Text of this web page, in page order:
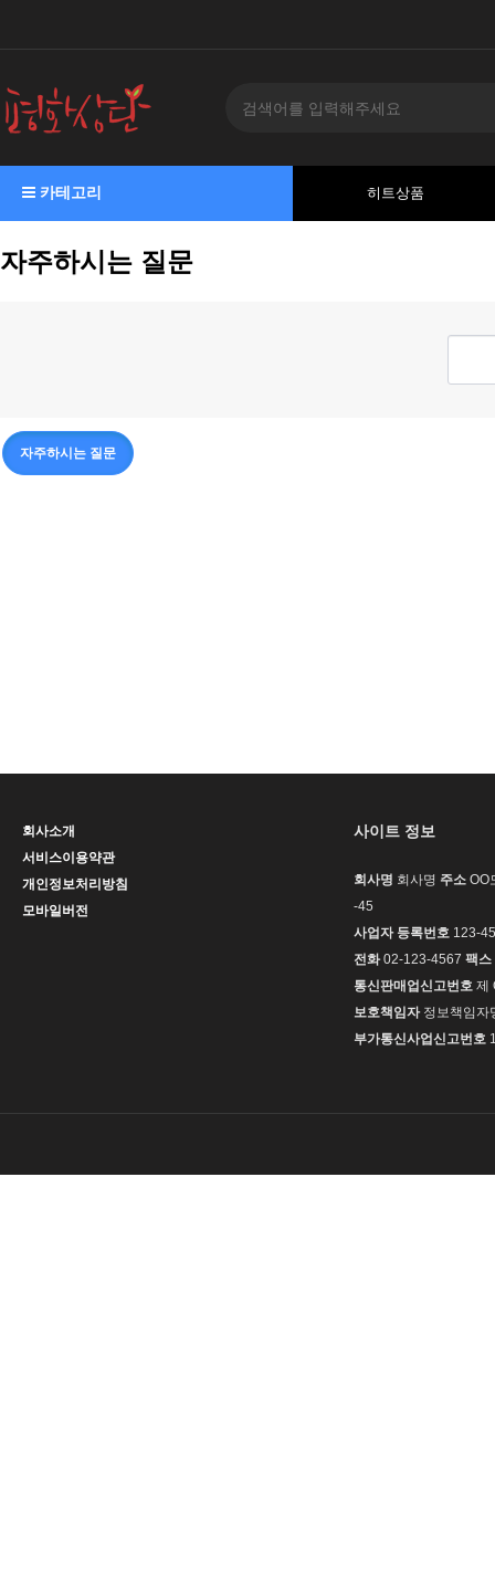
카테고리 히트상품
자주하시는 질문
자주하시는 질문
회사소개
서비스이용약관
개인정보처리방침
모바일버전
사이트 정보
회사명 회사명 주소 OO
-45
사업자 등록번호 123-
전화02-123-4567 팩스
통신판매업신고번호 제
보호책임자정보책임자
부가통신사업신고번호